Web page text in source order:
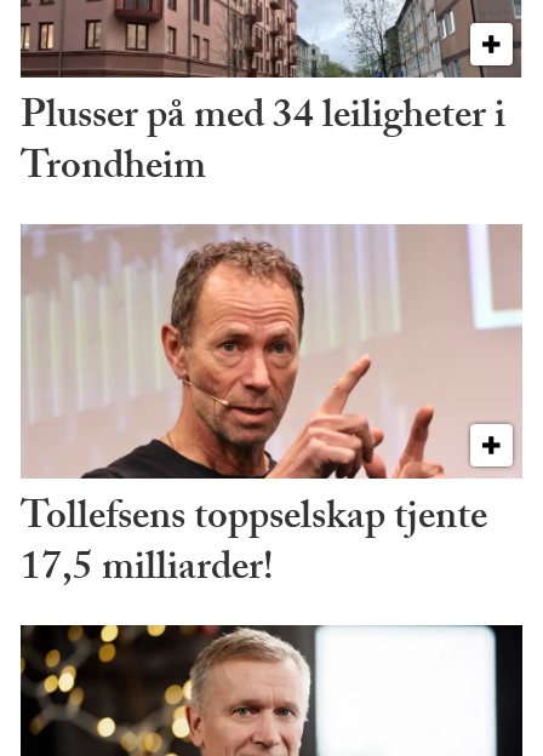
Plusser på med 34 leiligheter i
Trondheim
Tollefsens toppselskap tjente
17,5 milliarder!